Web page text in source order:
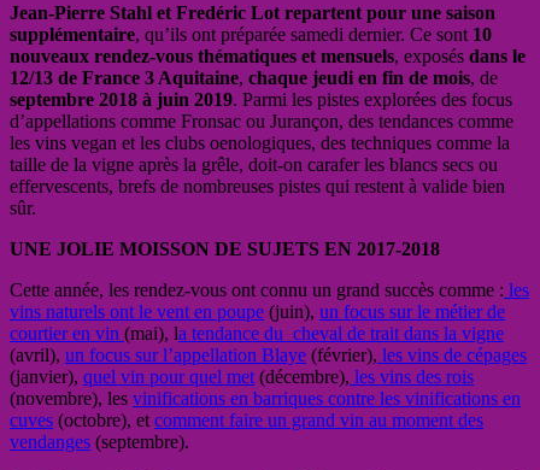
Jean-Pierre Stahl et Fredéric Lot repartent pour une saison
supplémentaire, qu’ils ont préparée samedi dernier. Ce sont 10
nouveaux rendez-vous thématiques et mensuels, exposés dans le
12/13 de France 3 Aquitaine, chaque jeudi en fin de mois, de
septembre 2018 à juin 2019. Parmi les pistes explorées des focus
d’appellations comme Fronsac ou Jurançon, des tendances comme
les vins vegan et les clubs oenologiques, des techniques comme la
taille de la vigne après la grêle, doit-on carafer les blancs secs ou
effervescents, brefs de nombreuses pistes qui restent à valide bien
sûr.
UNE JOLIE MOISSON DE SUJETS EN 2017-2018
Cette année, les rendez-vous ont connu un grand succès comme : les
vins naturels ont le vent en poupe (juin), un focus sur le métier de
courtier en vin (mai), la tendance du cheval de trait dans la vigne
(avril), un focus sur l’appellation Blaye (février), les vins de cépages
(janvier), quel vin pour quel met (décembre), les vins des rois
(novembre), les vinifications en barriques contre les vinifications en
cuves (octobre), et comment faire un grand vin au moment des
vendanges (septembre).